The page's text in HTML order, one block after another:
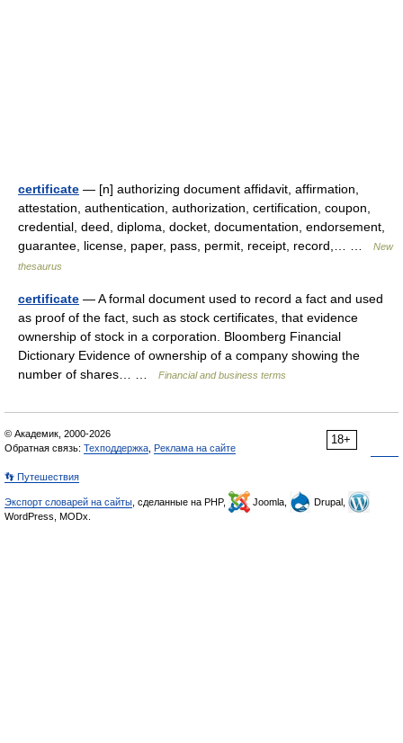
certificate — [n] authorizing document affidavit, affirmation,
attestation, authentication, authorization, certification, coupon,
credential, deed, diploma, docket, documentation, endorsement,
guarantee, license, paper, pass, permit, receipt, record,… …
New
thesaurus
certificate — A formal document used to record a fact and used
as proof of the fact, such as stock certificates, that evidence
ownership of stock in a corporation. Bloomberg Financial
Dictionary Evidence of ownership of a company showing the
number of shares… …
Financial and business terms
18+
© Академик, 2000-2026
Обратная связь: Техподдержка Реклама на сайте
👣 Путешествия
Экспорт словарей на сайты , сделанные на PHP, Joomla,
Drupal,
WordPress, MODx.